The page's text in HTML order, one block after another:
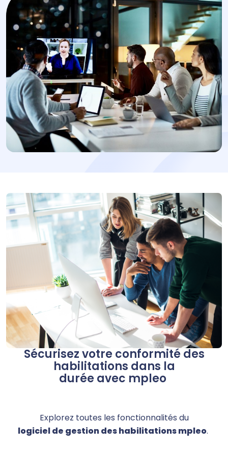
Sécurisez votre conformité des
habilitations dans la
durée avec mpleo
Explorez toutes les fonctionnalités du
logicielde gestion des habilitationsmpleo.